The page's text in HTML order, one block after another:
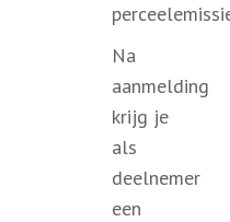
Na
aanmelding
krijg je
als
deelnemer
een